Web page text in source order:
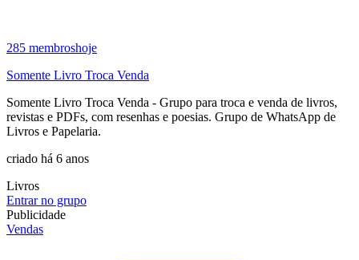
285 membroshoje
Somente Livro Troca Venda
Somente Livro Troca Venda - Grupo para troca e venda de livros,
revistas e PDFs, com resenhas e poesias. Grupo de WhatsApp de
Livros e Papelaria.
criado há 6 anos
Livros
Entrar no grupo
Publicidade
Vendas